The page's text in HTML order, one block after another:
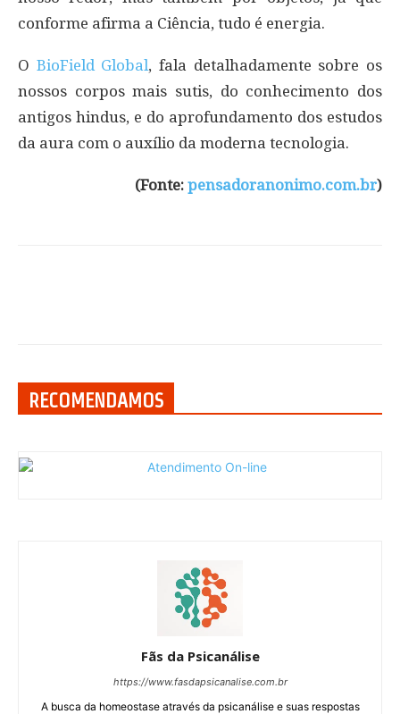
conforme afirma a Ciência, tudo é energia.
O BioField Global, fala detalhadamente sobre os
nossos corpos mais sutis, do conhecimento dos
antigos hindus, e do aprofundamento dos estudos
da aura com o auxílio da moderna tecnologia.
(Fonte: pensadoranonimo.com.br)
RECOMENDAMOS
Fãs da Psicanálise
https://www.fasdapsicanalise.com.br
A busca da homeostase através da psicanálise e suas respostas